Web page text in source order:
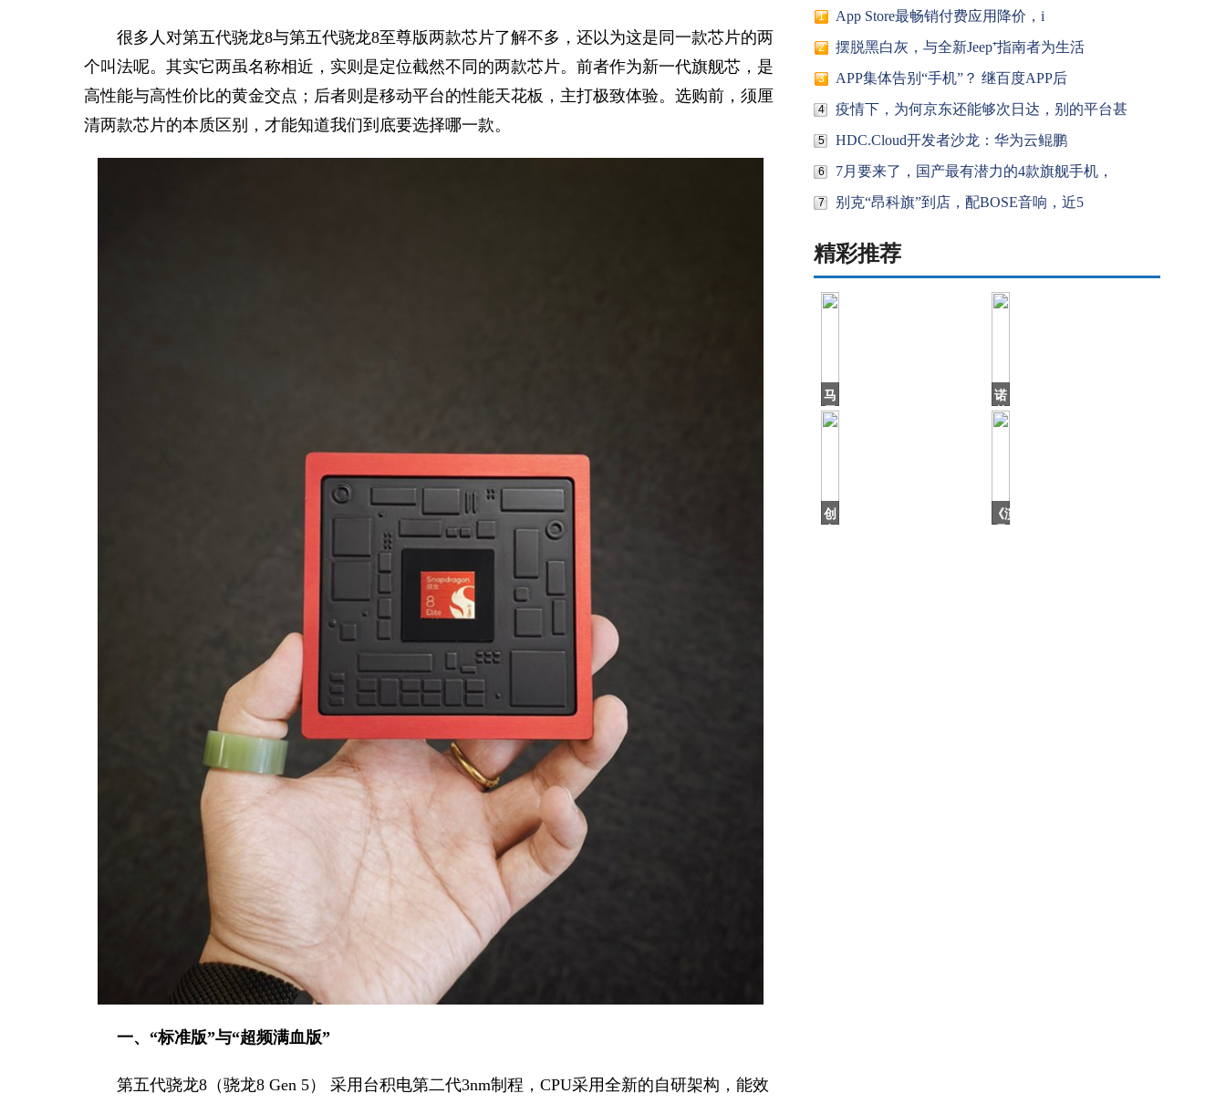
很多人对第五代骁龙8与第五代骁龙8至尊版两款芯片了解不多，还以为这是同一款芯片的两
个叫法呢。其实它两虽名称相近，实则是定位截然不同的两款芯片。前者作为新一代旗舰芯，是
高性能与高性价比的黄金交点；后者则是移动平台的性能天花板，主打极致体验。选购前，须厘
清两款芯片的本质区别，才能知道我们到底要选择哪一款。
一、“标准版”与“超频满血版”
第五代骁龙8（骁龙8 Gen 5） 采用台积电第二代3nm制程，CPU采用全新的自研架构，能效
1 App Store最畅销付费应用降价，i
2 摆脱黑白灰，与全新Jeep⁺指南者为生活
3 APP集体告别“手机”？ 继百度APP后
4 疫情下，为何京东还能够次日达，别的平台甚
5 HDC.Cloud开发者沙龙：华为云鲲鹏
6 7月要来了，国产最有潜力的4款旗舰手机，
7 别克“昂科旗”到店，配BOSE音响，近5
精彩推荐
马
思
纯
界
诺
基
亚
人」
创
《演